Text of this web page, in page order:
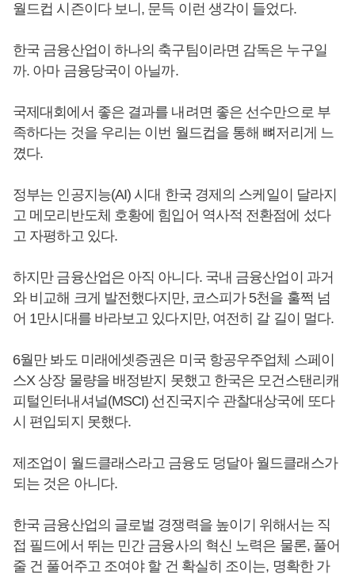
월드컵 시즌이다 보니, 문득 이런 생각이 들었다.
한국 금융산업이 하나의 축구팀이라면 감독은 누구일
까. 아마 금융당국이 아닐까.
국제대회에서 좋은 결과를 내려면 좋은 선수만으로 부
족하다는 것을 우리는 이번 월드컵을 통해 뼈저리게 느
꼈다.
정부는 인공지능(AI) 시대 한국 경제의 스케일이 달라지
고 메모리반도체 호황에 힘입어 역사적 전환점에 섰다
고 자평하고 있다.
하지만 금융산업은 아직 아니다. 국내 금융산업이 과거
와 비교해 크게 발전했다지만, 코스피가 5천을 훌쩍 넘
어 1만시대를 바라보고 있다지만, 여전히 갈 길이 멀다.
6월만 봐도 미래에셋증권은 미국 항공우주업체 스페이
스X 상장 물량을 배정받지 못했고 한국은 모건스탠리캐
피털인터내셔널(MSCI) 선진국지수 관찰대상국에 또다
시 편입되지 못했다.
제조업이 월드클래스라고 금융도 덩달아 월드클래스가
되는 것은 아니다.
한국 금융산업의 글로벌 경쟁력을 높이기 위해서는 직
접 필드에서 뛰는 민간 금융사의 혁신 노력은 물론, 풀어
줄 건 풀어주고 조여야 할 건 확실히 조이는, 명확한 가